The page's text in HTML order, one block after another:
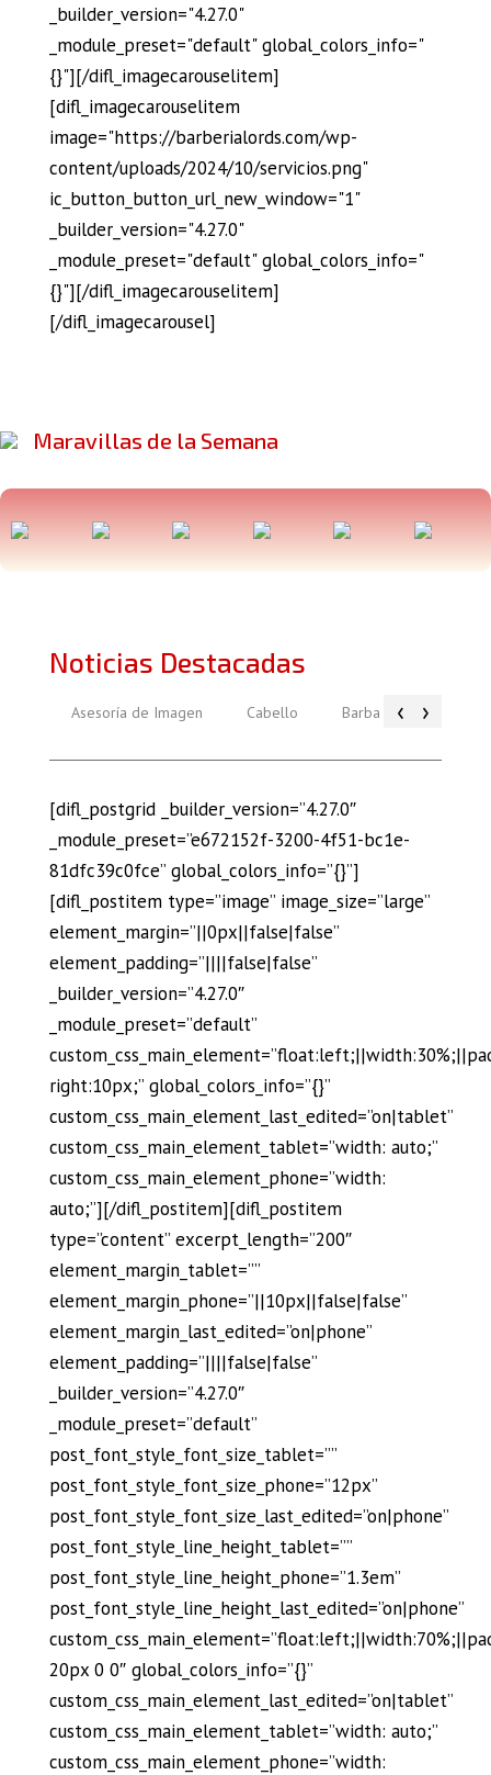
_builder_version="4.27.0"
_module_preset="default" global_colors_info="
{}"][/difl_imagecarouselitem]
[difl_imagecarouselitem
image="https://barberialords.com/wp-
content/uploads/2024/10/servicios.png"
ic_button_button_url_new_window="1"
_builder_version="4.27.0"
_module_preset="default" global_colors_info="
{}"][/difl_imagecarouselitem]
[/difl_imagecarousel]
Maravillas de la Semana
Noticias Destacadas
‹
Asesoría de Imagen Cabello Barba Piel
›
[difl_postgrid _builder_version=”4.27.0″
_module_preset=”e672152f-3200-4f51-bc1e-
81dfc39c0fce” global_colors_info=”{}”]
[difl_postitem type=”image” image_size=”large”
element_margin=”||0px||false|false”
element_padding=”||||false|false”
_builder_version=”4.27.0″
_module_preset=”default”
right:10px;” global_colors_info=”{}”
custom_css_main_element_last_edited=”on|tablet”
custom_css_main_element_tablet=”width: auto;”
custom_css_main_element_phone=”width:
auto;”][/difl_postitem][difl_postitem
type=”content” excerpt_length=”200″
element_margin_tablet=””
element_margin_phone=”||10px||false|false”
element_margin_last_edited=”on|phone”
element_padding=”||||false|false”
_builder_version=”4.27.0″
_module_preset=”default”
post_font_style_font_size_tablet=””
post_font_style_font_size_phone=”12px”
post_font_style_font_size_last_edited=”on|phone”
post_font_style_line_height_tablet=””
post_font_style_line_height_phone=”1.3em”
post_font_style_line_height_last_edited=”on|phone”
20px 0 0″ global_colors_info=”{}”
custom_css_main_element_last_edited=”on|tablet”
custom_css_main_element_tablet=”width: auto;”
custom_css_main_element_phone=”width: